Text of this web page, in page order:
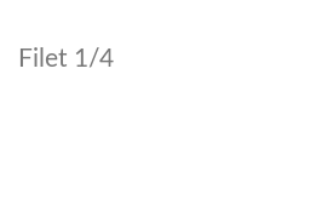
Filet 1/4